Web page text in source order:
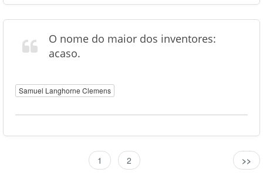
O nome do maior dos inventores:
acaso.
Samuel Langhorne Clemens
1 2 >>